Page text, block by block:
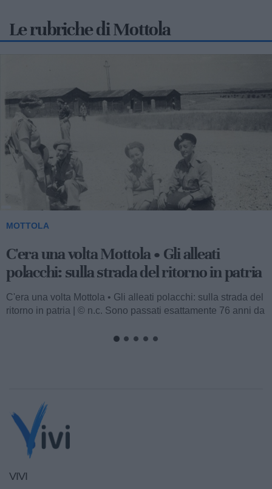
Le rubriche di Mottola
C'era una volta Mottola • La banda
musicale: quando arriva è giorno di festa
C'era una volta Mottola • La banda musicale: quando arriva
è giorno di festa | © n.c. Il popolo ha amato le bande
musicali, e un...
VIVI